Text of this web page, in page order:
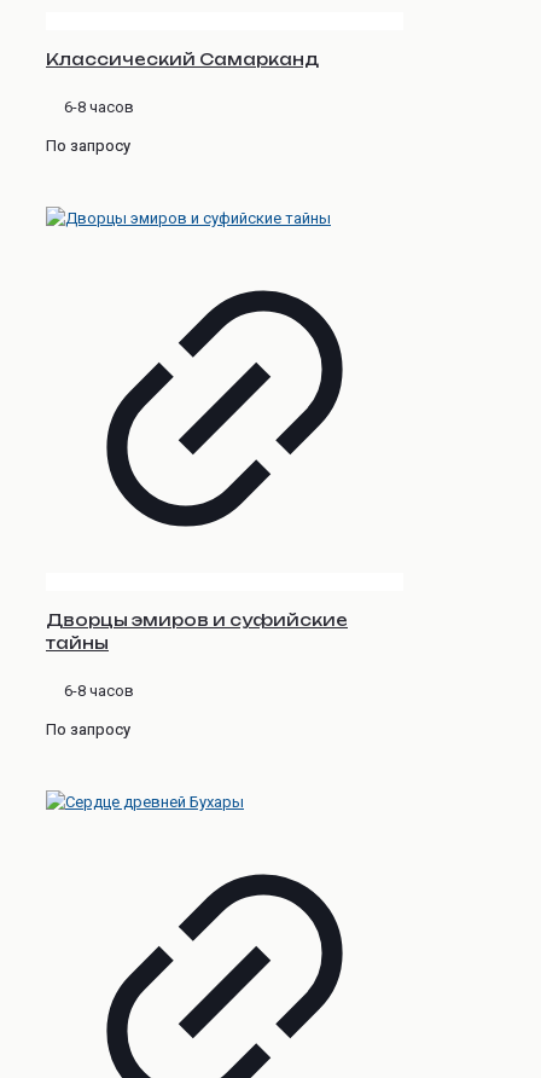
Классический Самарканд
6-8 часов
По запросу
Дворцы эмиров и суфийские
тайны
6-8 часов
По запросу